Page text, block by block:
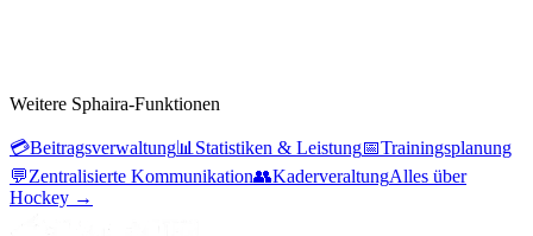
Weitere Sphaira-Funktionen
💳Beitragsverwaltung📊 Statistiken & Leistung📅Trainingsplanung
💬Zentralisierte Kommunikation👥KaderveraltungAlles über
Hockey →